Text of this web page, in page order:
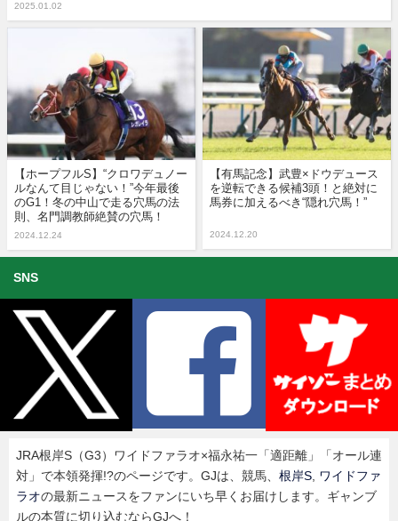
2025.01.02
【ホープフルS】“クロワデュノー
ルなんて目じゃない！”今年最後
のG1！冬の中山で走る穴馬の法
則、名門調教師絶賛の穴馬！
2024.12.24
【有馬記念】武豊×ドウデュース
を逆転できる候補3頭！と絶対に
馬券に加えるべき“隠れ穴馬！”
2024.12.20
SNS
JRA根岸S（G3）ワイドファラオ×福永祐一「適距離」「オール連
対」で本領発揮!?のページです。GJは、競馬、 根岸S ワイドファ
ラオの最新ニュースをファンにいち早くお届けします。ギャンブ
ルの本質に切り込むならGJへ！